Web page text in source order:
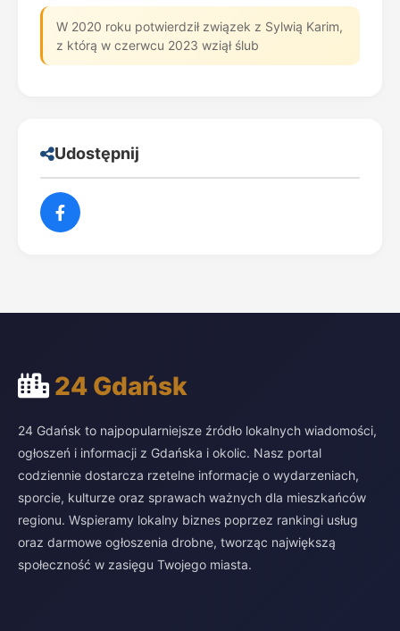
W 2020 roku potwierdził związek z Sylwią Karim,
z którą w czerwcu 2023 wziął ślub
Udostępnij
24 Gdańsk
24 Gdańsk to najpopularniejsze źródło lokalnych wiadomości,
ogłoszeń i informacji z Gdańska i okolic. Nasz portal
codziennie dostarcza rzetelne informacje o wydarzeniach,
sporcie, kulturze oraz sprawach ważnych dla mieszkańców
regionu. Wspieramy lokalny biznes poprzez rankingi usług
oraz darmowe ogłoszenia drobne, tworząc największą
społeczność w zasięgu Twojego miasta.